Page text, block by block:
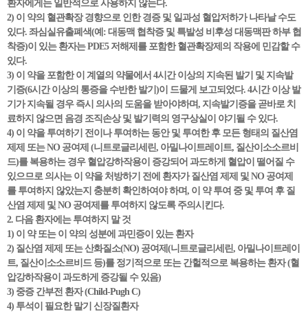
환자에게는 일반적으로 사용하지 않는다.
2) 이 약의 혈관확장 경향으로 인한 경증 및 일과성 혈압저하가 나타날 수도
있다. 좌심실유출폐색(예: 대동맥 협착증 및 특발성 비후성 대동맥판 하부 협
착증)이 있는 환자는 PDE5 저해제를 포함한 혈관확장제의 작용에 민감할 수
있다.
3) 이 약을 포함한 이 계열의 약물에서 4시간 이상의 지속된 발기 및 지속발
기증(6시간 이상의 통증을 수반한 발기)이 드물게 보고되었다. 4시간 이상 발
기가 지속될 경우 즉시 의사의 도움을 받아야하며, 지속발기증을 곧바로 치
료하지 않으면 음경 조직손상 및 발기력의 영구상실이 야기될 수 있다.
4) 이 약을 투여하기 전이나 투여하는 동안 및 투여한 후 모든 형태의 질산염
제제 또는 NO 공여제 (니트로글리세린, 아밀나이트레이트, 질산이소소르비
드)를 복용하는 경우 혈압강하작용이 증강되어 과도하게 혈압이 떨어질 수
있으므로 의사는 이 약을 처방하기 전에 환자가 질산염 제제 및 NO 공여제
를 투여하지 않았는지 충분히 확인하여야 하며, 이 약 투여 중 및 투여 후 질
산염 제제 및 NO 공여제를 투여하지 않도록 주의시킨다.
2. 다음 환자에는 투여하지 말 것
1) 이 약 또는 이 약의 성분에 과민증이 있는 환자
2) 질산염 제제 또는 산화질소(NO) 공여제(니트로글리세린, 아밀나이트레이
트, 질산이소소르비드 등)를 정기적으로 또는 간헐적으로 복용하는 환자 (혈
압강하작용이 과도하게 증강될 수 있음)
3) 중증 간부전 환자 (Child-Pugh C)
4) 투석이 필요한 말기 신장질환자